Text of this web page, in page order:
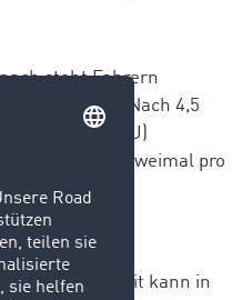
steht Fahrern
werden. Nach 4,5
(LZU)
aufteilen. Zweimal pro
Tagesruhezeit kann in